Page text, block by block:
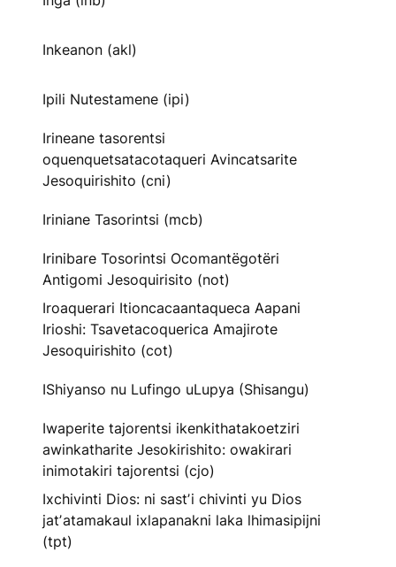
Inkeanon (akl)
Ipili Nutestamene (ipi)
Irineane tasorentsi
oquenquetsatacotaqueri Avincatsarite
Jesoquirishito (cni)
Iriniane Tasorintsi (mcb)
Irinibare Tosorintsi Ocomantëgotëri
Antigomi Jesoquirisito (not)
Iroaquerari Itioncacaantaqueca Aapani
Irioshi: Tsavetacoquerica Amajirote
Jesoquirishito (cot)
IShiyanso nu Lufingo uLupya (Shisangu)
Iwaperite tajorentsi ikenkithatakoetziri
awinkatharite Jesokirishito: owakirari
inimotakiri tajorentsi (cjo)
Ixchivinti Dios: ni sastʼi chivinti yu Dios
jatʼatamakaul ixlapanakni laka lhimasipijni
(tpt)